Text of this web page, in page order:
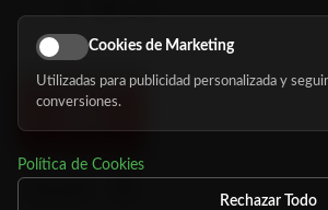
Cookies de Marketing
Utilizadas para publicidad personalizada y
conversiones.
Política de Cookies
Rechazar Todo